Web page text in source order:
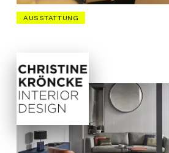
AUSSTATTUNG